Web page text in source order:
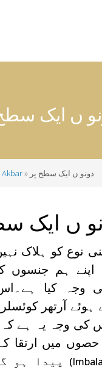
content
ں ایک
دونو ں ایک سطح پر
ں ایک
نوع کو ہلاک
اپنے ہم جنسوں
وجہ کیا
ہوئے آرتھر
کی وجہ یہ ہے کہ
میں ارتقا
پیدا ہو